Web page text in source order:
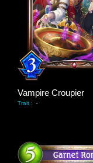
Vampire Croupier
Trait : -